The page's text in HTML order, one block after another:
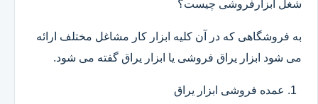
شغل ابزارفروشی چیست؟
به فروشگاهی که در آن کلیه ابزار کار مشاغل مختلف ارائه
می شود ابزار یراق فروشی یا ابزار یراق گفته می شود.
عمده فروشی ابزار یراق